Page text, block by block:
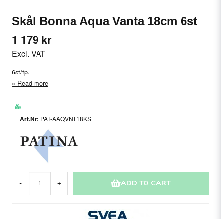
Skål Bonna Aqua Vanta 18cm 6st
1 179 kr
Excl. VAT
6st/fp.
Read more
PAT-AAQVNT18KS
- + ADD TO CART